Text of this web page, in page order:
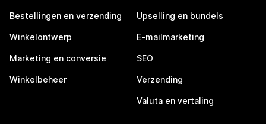
Bestellingen en verzending
Winkelontwerp
Marketing en conversie
Winkelbeheer
Upselling en bundels
E-mailmarketing
SEO
Verzending
Valuta en vertaling